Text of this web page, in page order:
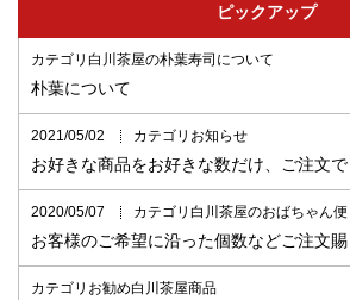
ピックアップ
カテゴリ白川茶屋の朴葉寿司について
朴葉について
2021/05/02 カテゴリお知らせ
お好きな商品をお好きな数だけ、ご注文で
2020/05/07 カテゴリ白川茶屋のおばちゃん便
お客様のご希望に沿った個数などご注文賜
カテゴリお勧め白川茶屋商品